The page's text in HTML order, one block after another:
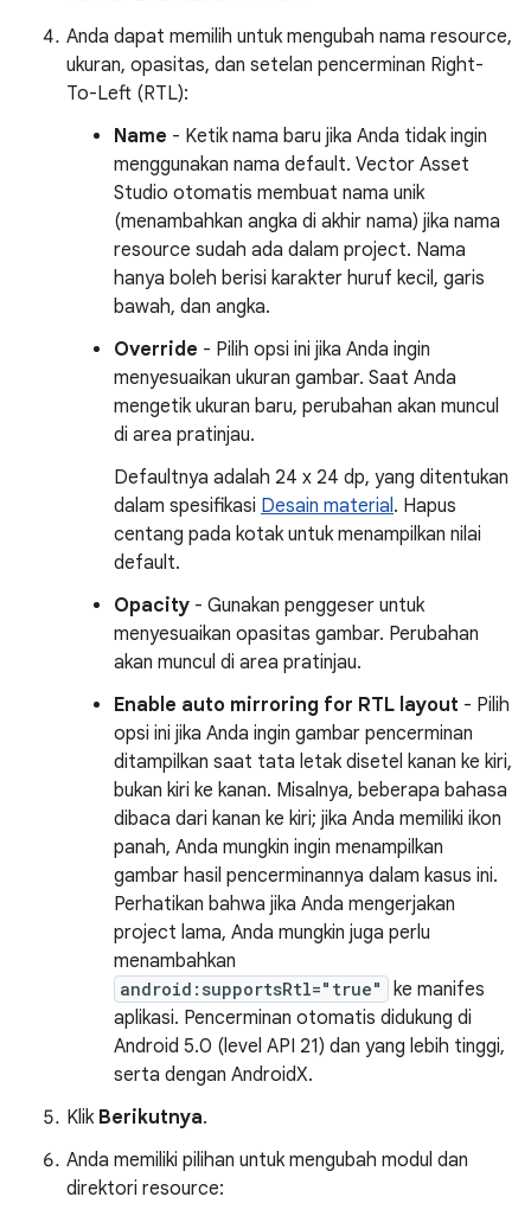
Anda dapat memilih untuk mengubah nama resource,
ukuran, opasitas, dan setelan pencerminan Right-
To-Left (RTL):
Name - Ketik nama baru jika Anda tidak ingin
menggunakan nama default. Vector Asset
Studio otomatis membuat nama unik
(menambahkan angka di akhir nama) jika nama
resource sudah ada dalam project. Nama
hanya boleh berisi karakter huruf kecil, garis
bawah, dan angka.
Override - Pilih opsi ini jika Anda ingin
menyesuaikan ukuran gambar. Saat Anda
mengetik ukuran baru, perubahan akan muncul
di area pratinjau.
Defaultnya adalah 24 x 24 dp, yang ditentukan
dalam spesifikasi Desain material . Hapus
centang pada kotak untuk menampilkan nilai
default.
Opacity - Gunakan penggeser untuk
menyesuaikan opasitas gambar. Perubahan
akan muncul di area pratinjau.
Enable auto mirroring for RTL layout - Pilih
opsi ini jika Anda ingin gambar pencerminan
ditampilkan saat tata letak disetel kanan ke kiri,
bukan kiri ke kanan. Misalnya, beberapa bahasa
dibaca dari kanan ke kiri; jika Anda memiliki ikon
panah, Anda mungkin ingin menampilkan
gambar hasil pencerminannya dalam kasus ini.
Perhatikan bahwa jika Anda mengerjakan
project lama, Anda mungkin juga perlu
menambahkan
android:supportsRtl="true"
ke manifes
aplikasi. Pencerminan otomatis didukung di
Android 5.0 (level API 21) dan yang lebih tinggi,
serta dengan AndroidX.
Klik Berikutnya.
Anda memiliki pilihan untuk mengubah modul dan
direktori resource: